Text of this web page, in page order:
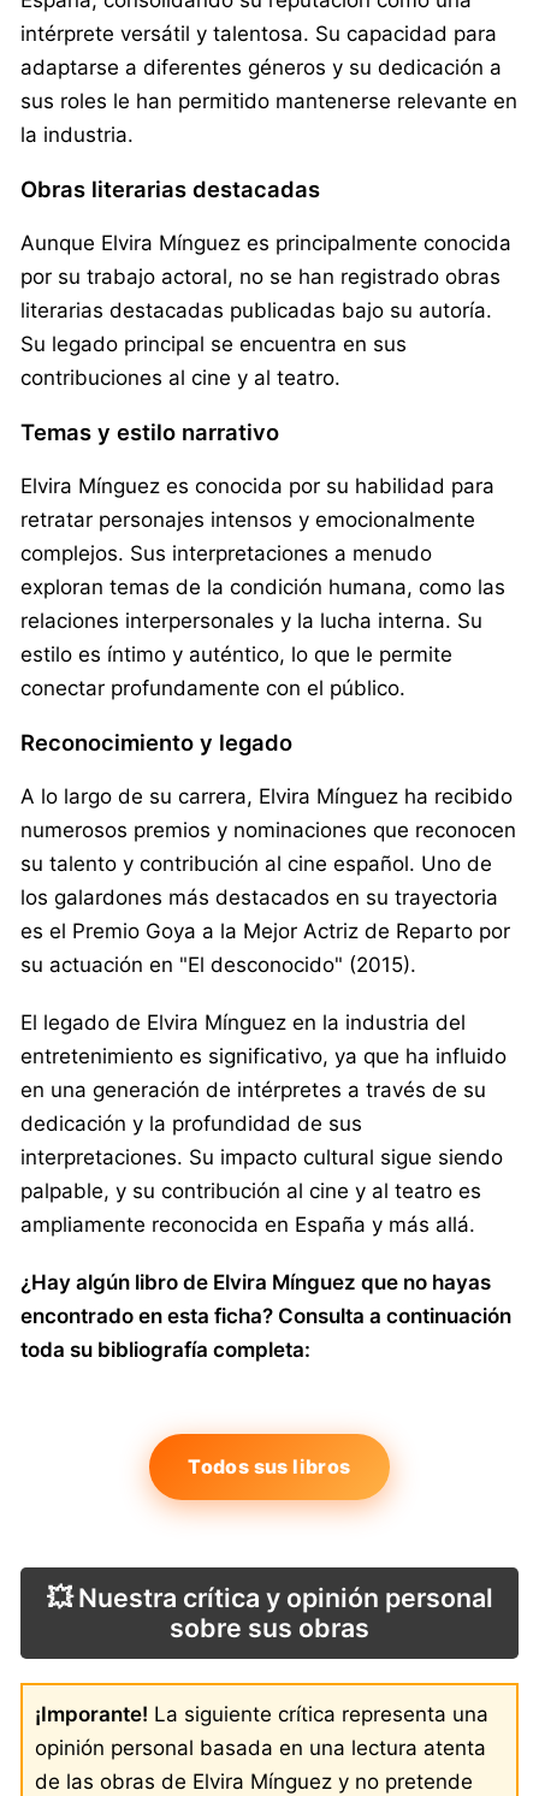
intérprete versátil y talentosa. Su capacidad para
adaptarse a diferentes géneros y su dedicación a
sus roles le han permitido mantenerse relevante en
la industria.
Obras literarias destacadas
Aunque Elvira Mínguez es principalmente conocida
por su trabajo actoral, no se han registrado obras
literarias destacadas publicadas bajo su autoría.
Su legado principal se encuentra en sus
contribuciones al cine y al teatro.
Temas y estilo narrativo
Elvira Mínguez es conocida por su habilidad para
retratar personajes intensos y emocionalmente
complejos. Sus interpretaciones a menudo
exploran temas de la condición humana, como las
relaciones interpersonales y la lucha interna. Su
estilo es íntimo y auténtico, lo que le permite
conectar profundamente con el público.
Reconocimiento y legado
A lo largo de su carrera, Elvira Mínguez ha recibido
numerosos premios y nominaciones que reconocen
su talento y contribución al cine español. Uno de
los galardones más destacados en su trayectoria
es el Premio Goya a la Mejor Actriz de Reparto por
su actuación en "El desconocido" (2015).
El legado de Elvira Mínguez en la industria del
entretenimiento es significativo, ya que ha influido
en una generación de intérpretes a través de su
dedicación y la profundidad de sus
interpretaciones. Su impacto cultural sigue siendo
palpable, y su contribución al cine y al teatro es
ampliamente reconocida en España y más allá.
¿Hay algún libro de Elvira Mínguez que no hayas
encontrado en esta ficha? Consulta a continuación
toda su bibliografía completa:
Todos sus libros
💥 Nuestra crítica y opinión personal
sobre sus obras
¡Imporante! La siguiente crítica representa una
opinión personal basada en una lectura atenta
de las obras de Elvira Mínguez y no pretende